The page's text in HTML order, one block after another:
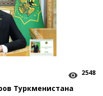
2548
Туркменистана